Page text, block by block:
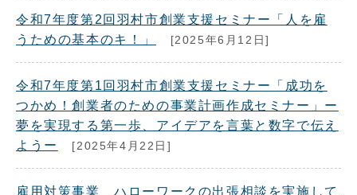
令和7年度第2回羽村市創業支援セミナー「人を雇
うための基本のキ！」
[2025年6月12日]
令和7年度第1回羽村市創業支援セミナー「成功を
つかめ！創業者のための事業計画作成セミナー」ー
夢を実現する第一歩、アイデアを言葉と数字で伝え
ようー
[2025年4月22日]
雇用対策事業 ハローワークの出張相談を実施して